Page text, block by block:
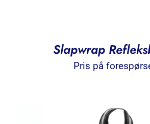
Slapwrap
Pris på